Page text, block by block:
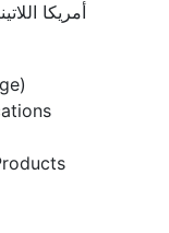
أمريكا